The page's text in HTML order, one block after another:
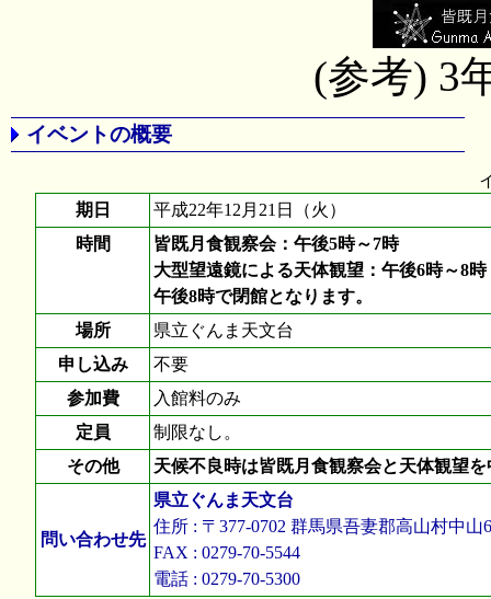
(参考) 3
イベントの概要
期日
平成22年12月21日（火）
時間
皆既月食観察会：午後5時～7時
大型望遠鏡による天体観望：午後6時～8時
午後8時で閉館となります。
場所
県立ぐんま天文台
申し込み
不要
参加費
入館料のみ
定員
制限なし。
その他
天候不良時は皆既月食観察会と天体観望
問い合わせ先
県立ぐんま天文台
住所 : 〒377-0702 群馬県吾妻郡高山村中山
FAX : 0279-70-5544
電話 : 0279-70-5300